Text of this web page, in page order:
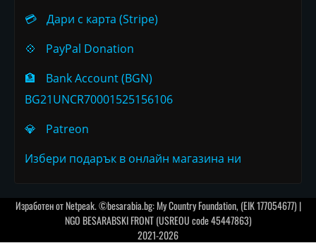
💳
Дари с карта (Stripe)
💠
PayPal Donation
🏦
Bank Account (BGN)
BG21UNCR70001525156106
💎
Patreon
Избери подарък в онлайн магазина ни
Изработен отNetpeak. ©besarabia.bg: My Country Foundation, (EIK 177054677) |
NGO BESARABSKI FRONT (USREOU code 45447863)
2021-2026